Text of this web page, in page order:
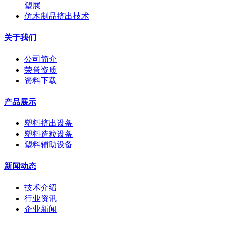
塑展
仿木制品挤出技术
关于我们
公司简介
荣誉资质
资料下载
产品展示
塑料挤出设备
塑料造粒设备
塑料辅助设备
新闻动态
技术介绍
行业资讯
企业新闻